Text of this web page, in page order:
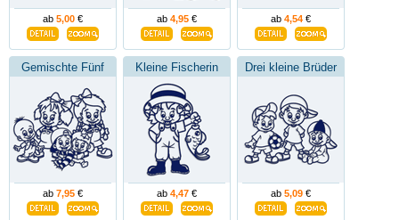
ab 5,00 € ab 4,95 € ab 4,54 €
Gemischte Fünf
ab 7,95 €
Kleine Fischerin
ab 4,47 €
Drei kleine Brüder
ab 5,09 €